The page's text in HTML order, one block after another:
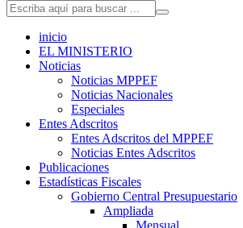
inicio
EL MINISTERIO
Noticias
Noticias MPPEF
Noticias Nacionales
Especiales
Entes Adscritos
Entes Adscritos del MPPEF
Noticias Entes Adscritos
Publicaciones
Estadísticas Fiscales
Gobierno Central Presupuestario
Ampliada
Mensual